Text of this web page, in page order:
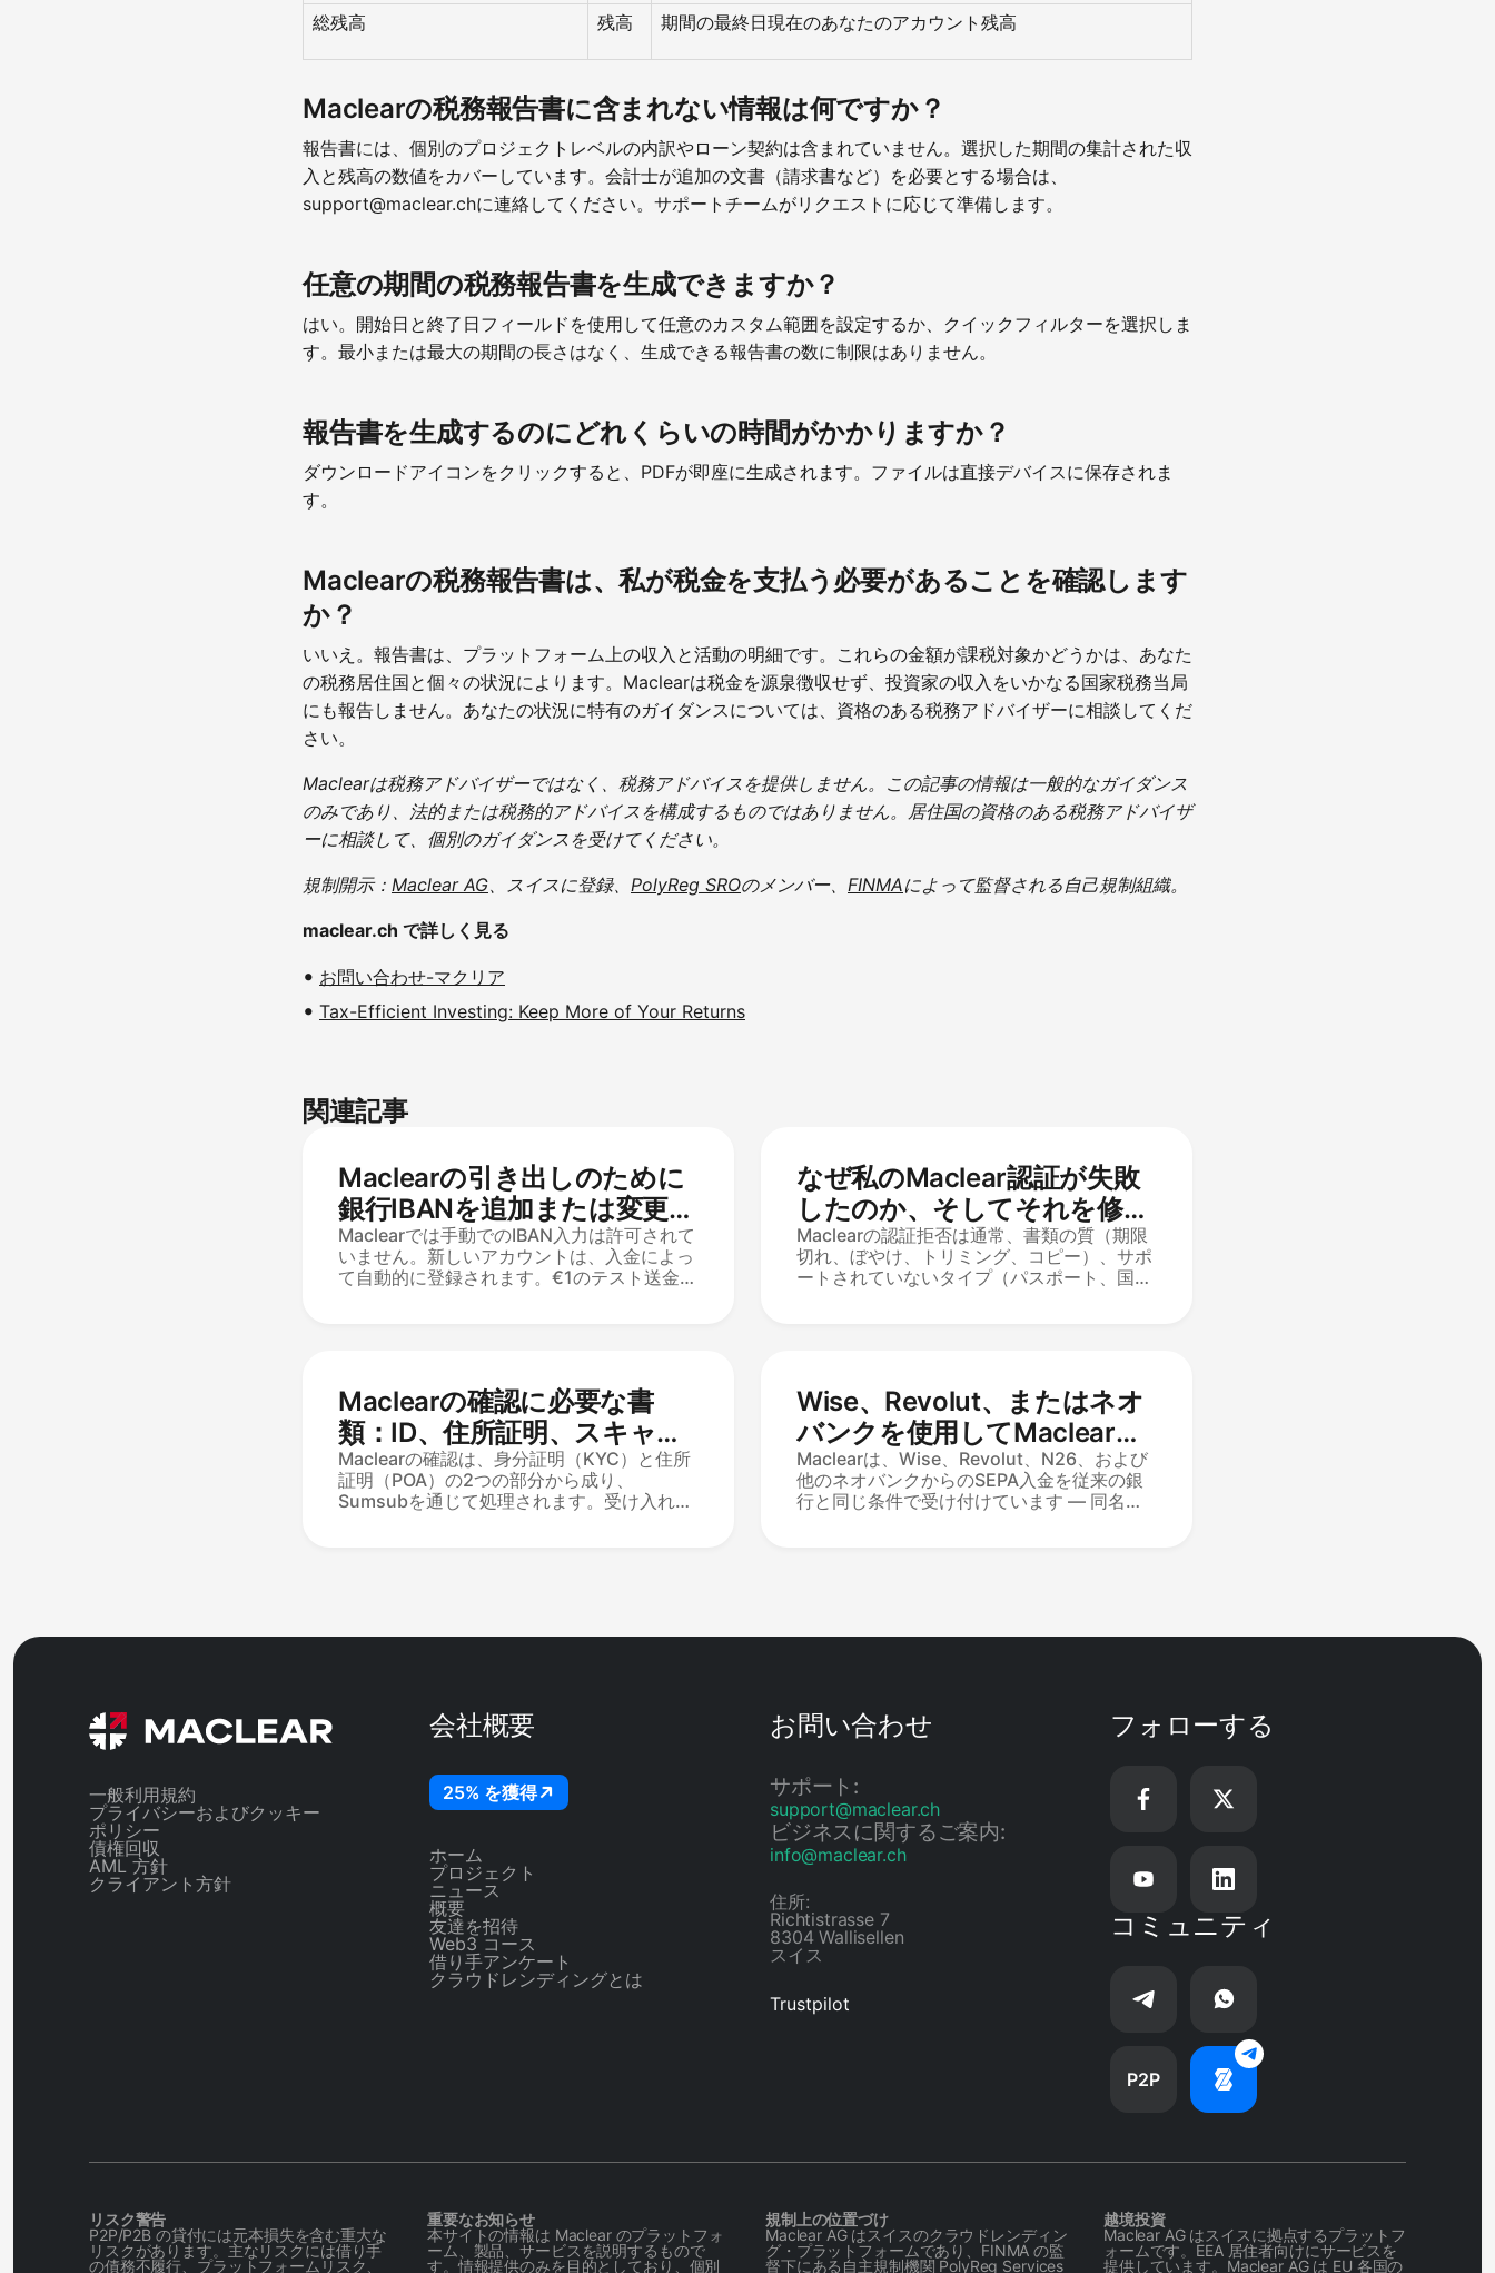
総残高 残高 期間の最終日現在のあなたのアカウント残高
Maclearの税務報告書に含まれない情報は何ですか？
報告書には、個別のプロジェクトレベルの内訳やローン契約は含まれていません。選択した期間の集計された収
入と残高の数値をカバーしています。会計士が追加の文書（請求書など）を必要とする場合は、
support@maclear.chに連絡してください。サポートチームがリクエストに応じて準備します。
任意の期間の税務報告書を生成できますか？
はい。開始日と終了日フィールドを使用して任意のカスタム範囲を設定するか、クイックフィルターを選択しま
す。最小または最大の期間の長さはなく、生成できる報告書の数に制限はありません。
報告書を生成するのにどれくらいの時間がかかりますか？
ダウンロードアイコンをクリックすると、PDFが即座に生成されます。ファイルは直接デバイスに保存されま
す。
Maclearの税務報告書は、私が税金を支払う必要があることを確認します
か？
いいえ。報告書は、プラットフォーム上の収入と活動の明細です。これらの金額が課税対象かどうかは、あなた
の税務居住国と個々の状況によります。Maclearは税金を源泉徴収せず、投資家の収入をいかなる国家税務当局
にも報告しません。あなたの状況に特有のガイダンスについては、資格のある税務アドバイザーに相談してくだ
さい。
Maclearは税務アドバイザーではなく、税務アドバイスを提供しません。この記事の情報は一般的なガイダンス
のみであり、法的または税務的アドバイスを構成するものではありません。居住国の資格のある税務アドバイザ
ーに相談して、個別のガイダンスを受けてください。
規制開示： Maclear AG、スイスに登録、 PolyReg SROのメンバー、 FINMAによって監督される自己規制組織。
maclear.ch で詳しく見る
お問い合わせ-マクリア
Tax-Efficient Investing: Keep More of Your Returns
関連記事
Maclearの引き出しのために
銀行IBANを追加または変更す
る方法
Maclearでは手動でのIBAN入力は許可されて
いません。新しいアカウントは、入金によっ
て自動的に登録されます。€1のテスト送金を
動的に表示されます。以前のIBANはリスト
に残り、確認済みのIBANに制限はありませ
ん。
なぜ私のMaclear認証が失敗
したのか、そしてそれを修正
する方法は？
Maclearの認証拒否は通常、書類の質（期限
切れ、ぼやけ、トリミング、コピー）、サポ
ートされていないタイプ（パスポート、国民
します。運転免許証やネオバンクの明細書は
受け入れられません。
Maclearの確認に必要な書
類：ID、住所証明、スキャン
ルール
Maclearの確認は、身分証明（KYC）と住所
証明（POA）の2つの部分から成り、
Sumsubを通じて処理されます。受け入れら
Wise、Revolut、またはネオ
バンクを使用してMaclearに
資金を入金できますか？
Maclearは、Wise、Revolut、N26、および
他のネオバンクからのSEPA入金を従来の銀
行と同じ条件で受け付けています — 同名の
一般利用規約
プライバシーおよびクッキー
ポリシー
債権回収
AML 方針
クライアント方針
会社概要
25% を獲得
ホーム
プロジェクト
ニュース
概要
友達を招待
Web3 コース
借り手アンケート
クラウドレンディングとは
お問い合わせ
サポート:
support@maclear.ch
ビジネスに関するご案内:
info@maclear.ch
住所:
Richtistrasse 7
8304 Wallisellen
スイス
Trustpilot
フォローする
コミュニティ
P2P
リスク警告
P2P/P2B の貸付には元本損失を含む重大な
リスクがあります。主なリスクには借り手
の債務不履行、プラットフォームリスク、
重要なお知らせ
本サイトの情報は Maclear のプラットフォ
ーム、製品、サービスを説明するもので
す。情報提供のみを目的としており、個別
規制上の位置づけ
Maclear AG はスイスのクラウドレンディン
グ・プラットフォームであり、FINMA の監
督下にある自主規制機関 PolyReg Services
越境投資
Maclear AG はスイスに拠点するプラットフ
ォームです。EEA 居住者向けにサービスを
提供しています。Maclear AG は EU 各国の